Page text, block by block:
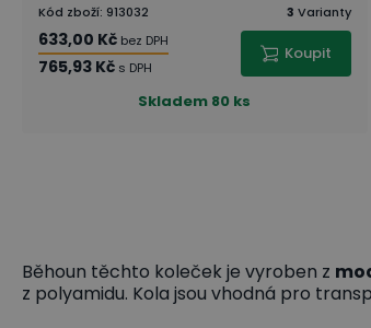
Kód zboží: 913032 3 Varianty
633,00 Kč bez DPH
765,93 Kč s DPH
Koupit
Skladem 80 ks
Běhoun těchto koleček je vyroben z
z polyamidu. Kola jsou vhodná pro